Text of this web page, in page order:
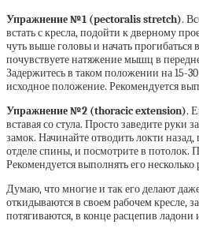
Упражнение №1 (pectoralis stretch).
встать с кресла, подойти к дверному
чуть выше головы и начать прогибаться
почувствуете натяжение мышц в
Задержитесь в таком положении на 15-
исходное положение. Рекомендуется
Упражнение №2 (thoracic extension).
вставая со стула. Просто заведите руки
замок. Начинайте отводить локти
отделе спины, и посмотрите в потолок.
Рекомендуется выполнять его несколько
Думаю, что многие и так его делают
откидываются в своем рабочем кресле,
потягиваются, в конце расцепив ладони